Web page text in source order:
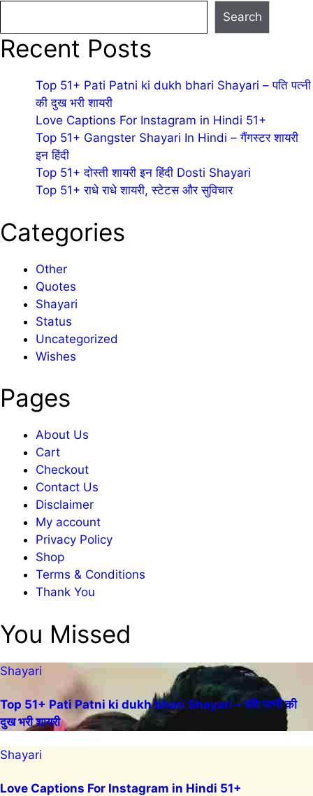
Search
Recent Posts
Top 51+ Pati Patni ki dukh bhari Shayari – पति पत्नी
की दुख भरी शायरी
Love Captions For Instagram in Hindi 51+
Top 51+ Gangster Shayari In Hindi – गैंगस्टर शायरी
इन हिंदी
Top 51+ दोस्ती शायरी इन हिंदी Dosti Shayari
Top 51+ राधे राधे शायरी, स्टेटस और सुविचार
Categories
Other
Quotes
Shayari
Status
Uncategorized
Wishes
Pages
About Us
Cart
Checkout
Contact Us
Disclaimer
My account
Privacy Policy
Shop
Terms & Conditions
Thank You
You Missed
Shayari
Top 51+ Pati Patni ki dukh bhari Shayari – पति पत्नी की
दुख भरी शायरी
Shayari
Love Captions For Instagram in Hindi 51+